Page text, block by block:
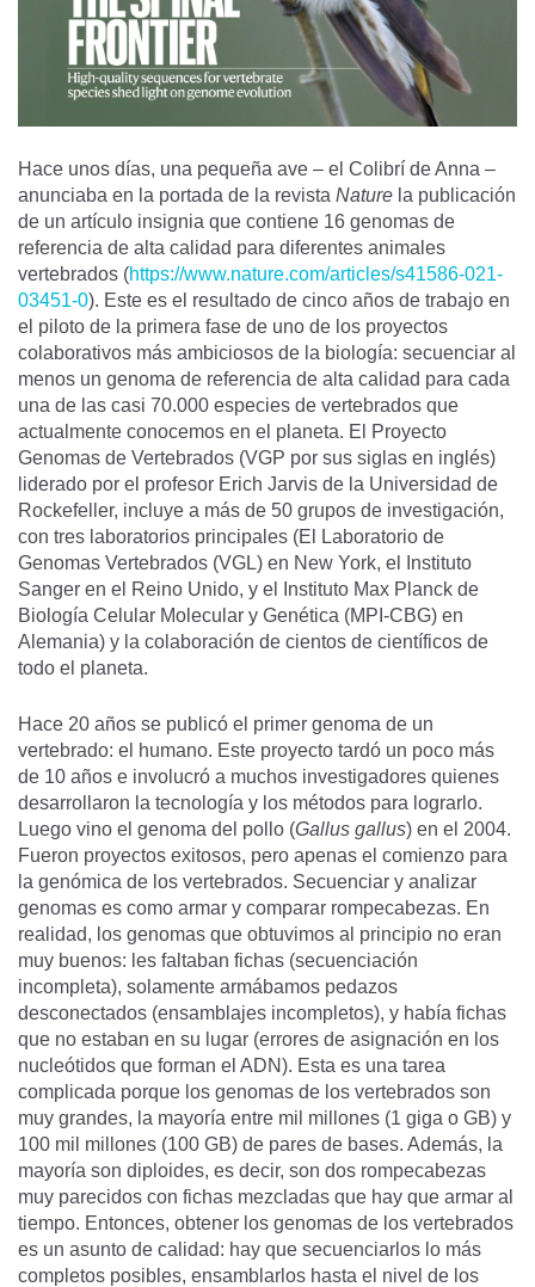
Hace unos días, una pequeña ave – el Colibrí de Anna –
anunciaba en la portada de la revista Nature la publicación
de un artículo insignia que contiene 16 genomas de
referencia de alta calidad para diferentes animales
vertebrados (https://www.nature.com/articles/s41586-021-
03451-0). Este es el resultado de cinco años de trabajo en
el piloto de la primera fase de uno de los proyectos
colaborativos más ambiciosos de la biología: secuenciar al
menos un genoma de referencia de alta calidad para cada
una de las casi 70.000 especies de vertebrados que
actualmente conocemos en el planeta. El Proyecto
Genomas de Vertebrados (VGP por sus siglas en inglés)
liderado por el profesor Erich Jarvis de la Universidad de
Rockefeller, incluye a más de 50 grupos de investigación,
con tres laboratorios principales (El Laboratorio de
Genomas Vertebrados (VGL) en New York, el Instituto
Sanger en el Reino Unido, y el Instituto Max Planck de
Biología Celular Molecular y Genética (MPI-CBG) en
Alemania) y la colaboración de cientos de científicos de
todo el planeta.
Hace 20 años se publicó el primer genoma de un
vertebrado: el humano. Este proyecto tardó un poco más
de 10 años e involucró a muchos investigadores quienes
desarrollaron la tecnología y los métodos para lograrlo.
Luego vino el genoma del pollo (Gallus gallus) en el 2004.
Fueron proyectos exitosos, pero apenas el comienzo para
la genómica de los vertebrados. Secuenciar y analizar
genomas es como armar y comparar rompecabezas. En
realidad, los genomas que obtuvimos al principio no eran
muy buenos: les faltaban fichas (secuenciación
incompleta), solamente armábamos pedazos
desconectados (ensamblajes incompletos), y había fichas
que no estaban en su lugar (errores de asignación en los
nucleótidos que forman el ADN). Esta es una tarea
complicada porque los genomas de los vertebrados son
muy grandes, la mayoría entre mil millones (1 giga o GB) y
100 mil millones (100 GB) de pares de bases. Además, la
mayoría son diploides, es decir, son dos rompecabezas
muy parecidos con fichas mezcladas que hay que armar al
tiempo. Entonces, obtener los genomas de los vertebrados
es un asunto de calidad: hay que secuenciarlos lo más
completos posibles, ensamblarlos hasta el nivel de los